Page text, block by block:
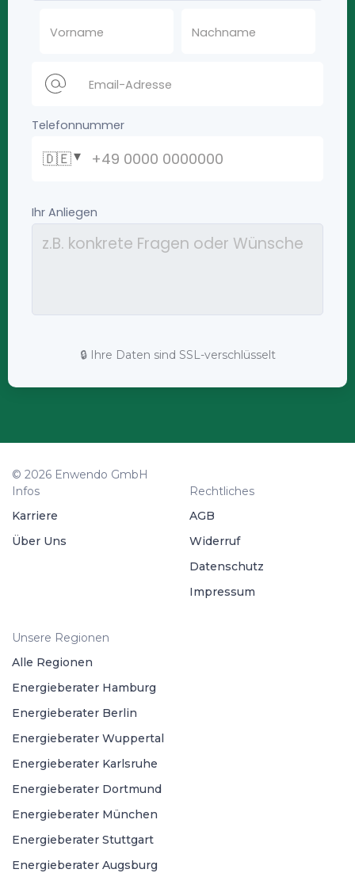
🔒 Ihre Daten sind SSL-verschlüsselt
© 2026 Enwendo GmbH
Infos
Karriere
Über Uns
Rechtliches
AGB
Widerruf
Datenschutz
Impressum
Unsere Regionen
Alle Regionen
Energieberater Hamburg
Energieberater Berlin
Energieberater Wuppertal
Energieberater Karlsruhe
Energieberater Dortmund
Energieberater München
Energieberater Stuttgart
Energieberater Augsburg